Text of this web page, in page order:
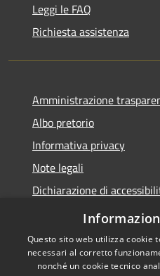
Leggi le FAQ
Richiesta assistenza
Amministrazione
Albo pretorio
Informativa privacy
Note legali
Dichiarazione di
Piano di miglioramento
Questo sito web utilizza cookie
necessari al corretto
nonché un cookie tecnico